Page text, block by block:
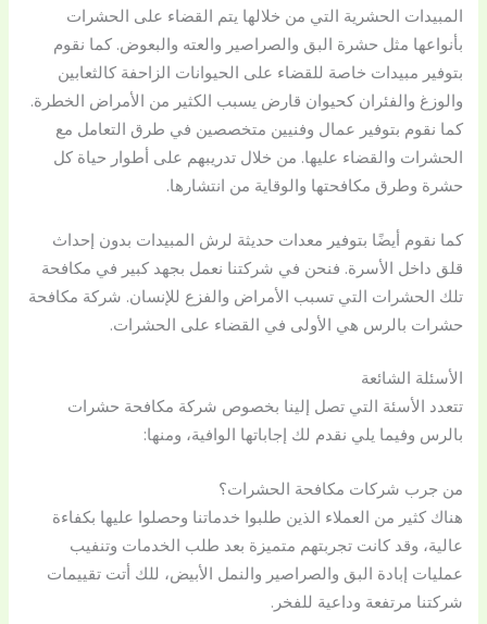
المبيدات الحشرية التي من خلالها يتم القضاء على الحشرات
بأنواعها مثل حشرة البق والصراصير والعته والبعوض. كما نقوم
بتوفير مبيدات خاصة للقضاء على الحيوانات الزاحفة كالثعابين
والوزغ والفئران كحيوان قارض يسبب الكثير من الأمراض الخطرة.
كما نقوم بتوفير عمال وفنيين متخصصين في طرق التعامل مع
الحشرات والقضاء عليها. من خلال تدريبهم على أطوار حياة كل
حشرة وطرق مكافحتها والوقاية من انتشارها.
كما نقوم أيضًا بتوفير معدات حديثة لرش المبيدات بدون إحداث
قلق داخل الأسرة. فنحن في شركتنا نعمل بجهد كبير في مكافحة
تلك الحشرات التي تسبب الأمراض والفزع للإنسان. شركة مكافحة
حشرات بالرس هي الأولى في القضاء على الحشرات.
الأسئلة الشائعة
تتعدد الأسئة التي تصل إلينا بخصوص شركة مكافحة حشرات
بالرس وفيما يلي نقدم لك إجاباتها الوافية، ومنها:
من جرب شركات مكافحة الحشرات؟
هناك كثير من العملاء الذين طلبوا خدماتنا وحصلوا عليها بكفاءة
عالية، وقد كانت تجربتهم متميزة بعد طلب الخدمات وتنفيب
عمليات إبادة البق والصراصير والنمل الأبيض، للك أتت تقييمات
شركتنا مرتفعة وداعية للفخر.